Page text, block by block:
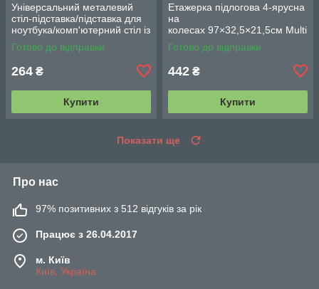
Універсальний металевий
стіл-підставка/підставка для
ноутбука/комп'ютерний стіл із
вентиляцією
Готово до відправки
264 ₴
Купити
Етажерка підлогова 4-ярусна
на
колесах 97×32,5×21,5см Multi
fucntion Rack JC606
/ Підлогова вузька стелаж-
Готово до відправки
442 ₴
Купити
Показати ще
Про нас
97% позитивних з 512 відгуків за рік
Працює з 26.04.2017
м. Київ
Київ, Україна